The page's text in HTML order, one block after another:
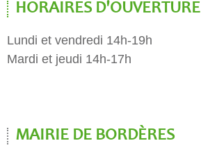
HORAIRES D'OUVERTURE
Lundi et vendredi 14h-19h
Mardi et jeudi 14h-17h
MAIRIE DE BORDÈRES